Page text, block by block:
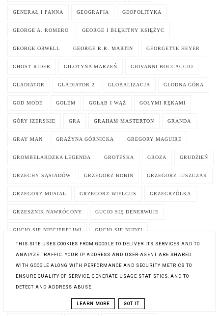
GENERAŁ I PANNA GEOGRAFIA GEOPOLITYKA
GEORGE A. ROMERO GEORGE I BŁĘKITNY KSIĘŻYC
GEORGE ORWELL GEORGE R.R. MARTIN GEORGETTE HEYER
GHOST RIDER GILOTYNA MARZEŃ GIOVANNI BOCCACCIO
GLADIATOR GLADIATOR 2 GLOBALIZACJA GŁODNA GÓRA
GOD MODE GOLEM GOŁĄB I WĄŻ GOŁYMI RĘKAMI
GÓRY IZERSKIE GRA GRAHAM MASTERTON GRANDA
GRAY MAN GRAŻYNA GÓRNICKA GREGORY MAGUIRE
GROMBELARDZKA LEGENDA GROTESKA GROZA GRUDZIEŃ
GRZECHY SĄSIADÓW GRZEGORZ BOBIN GRZEGORZ JUSZCZAK
GRZEGORZ MUSIAŁ GRZEGORZ WIELGUS GRZEGRZÓŁKA
GRZESZNIK NAWRÓCONY GUCIO SIĘ DENERWUJE
GUCIO SIĘ NIECIERPLIWI GUCIO SIĘ NUDZI
GUILLAUME MUSSO GWIAZDA PÓŁNOCY
GWIAZDKA. OPOWIEŚCI ILUSTROWANE
GWIAZDY NA WŁOSKIM NIEBIE HAMUJ IDA!
THIS SITE USES COOKIES FROM GOOGLE TO DELIVER ITS SERVICES AND TO
ANALYZE TRAFFIC. YOUR IP ADDRESS AND USER-AGENT ARE SHARED
WITH GOOGLE ALONG WITH PERFORMANCE AND SECURITY METRICS TO
ENSURE QUALITY OF SERVICE, GENERATE USAGE STATISTICS, AND TO
DETECT AND ADDRESS ABUSE.
LEARN MORE GOT IT